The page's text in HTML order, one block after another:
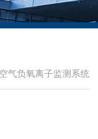
空气负氧离子监测系统